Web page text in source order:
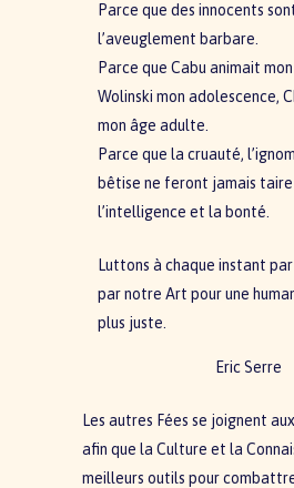
Parce que des innocents
l’aveuglement barbare.
Parce que Cabu animait
Wolinski mon adolescence,
mon âge adulte.
Parce que la cruauté,
bêtise ne feront jamais taire
l’intelligence et la bonté.
Luttons à chaque instant
par notre Art pour une
plus juste.
Eric Serre
Les autres Fées se joignent
afin que la Culture et la
meilleurs outils pour combattre